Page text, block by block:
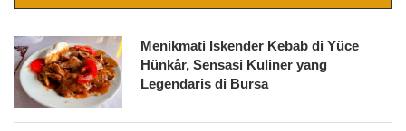
Menikmati Iskender Kebab di Yüce
Hünkâr, Sensasi Kuliner yang
Legendaris di Bursa